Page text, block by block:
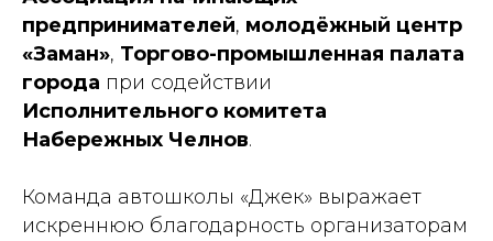
предпринимателей, молодёжный центр
«Заман», Торгово-промышленная палата
города при содействии
Исполнительного комитета
Набережных Челнов.
Команда автошколы «Джек» выражает
искреннюю благодарность организаторам